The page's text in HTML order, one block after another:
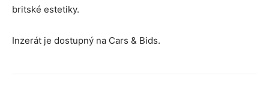
britské estetiky.
Inzerát je dostupný na Cars & Bids.